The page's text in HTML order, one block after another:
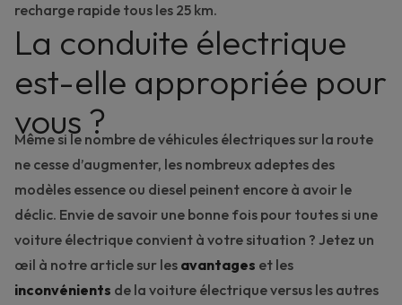
recharge rapide tous les 25 km.
La conduite électrique
est-elle appropriée pour
vous ?
Même si le nombre de véhicules électriques sur la route
ne cesse d’augmenter, les nombreux adeptes des
modèles essence ou diesel peinent encore à avoir le
déclic. Envie de savoir une bonne fois pour toutes si une
voiture électrique convient à votre situation ? Jetez un
œil à notre article sur les avantages et les
inconvénients de la voiture électriqueversus les autres